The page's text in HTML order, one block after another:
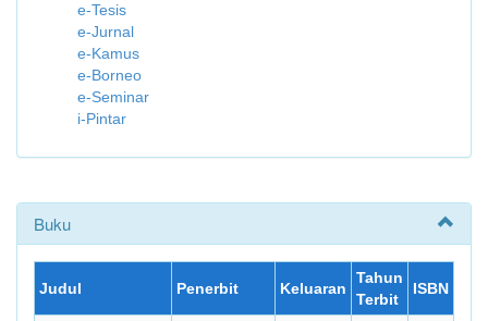
e-Tesis
e-Jurnal
e-Kamus
e-Borneo
e-Seminar
i-Pintar
Buku
Judul Penerbit Keluaran
Tahun
Terbit
ISBN